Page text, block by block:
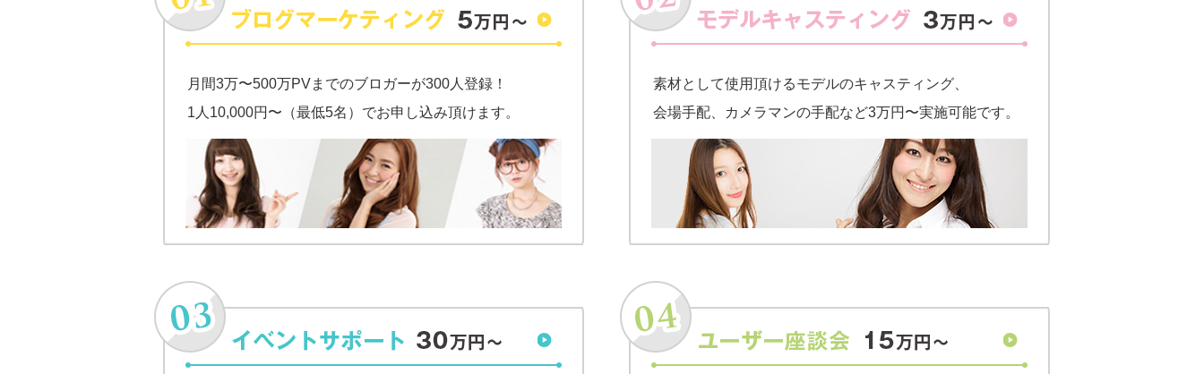
月間3万〜500万PVまでのブロガーが300人登録！
1人10,000円〜（最低5名）でお申し込み頂けます。
素材として使用頂けるモデルのキャスティング、
会場手配、カメラマンの手配など3万円〜実施可能です。